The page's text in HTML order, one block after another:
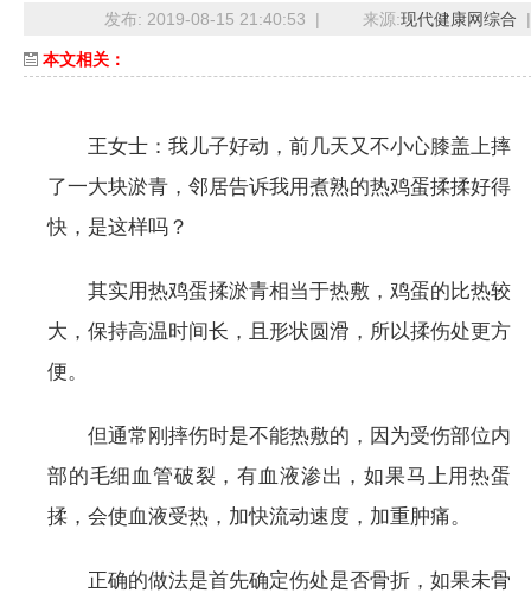
发布: 2019-08-15 21:40:53 | 来源:现代健康网综合 |
本文相关：
王女士：我儿子好动，前几天又不小心膝盖上摔
了一大块淤青，邻居告诉我用煮熟的热鸡蛋揉揉好得
快，是这样吗？
其实用热鸡蛋揉淤青相当于热敷，鸡蛋的比热较
大，保持高温时间长，且形状圆滑，所以揉伤处更方
便。
但通常刚摔伤时是不能热敷的，因为受伤部位内
部的毛细血管破裂，有血液渗出，如果马上用热蛋
揉，会使血液受热，加快流动速度，加重肿痛。
正确的做法是首先确定伤处是否骨折，如果未骨